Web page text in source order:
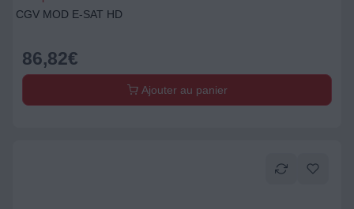
CGV MOD E-SAT HD
86,82€
Ajouter au panier